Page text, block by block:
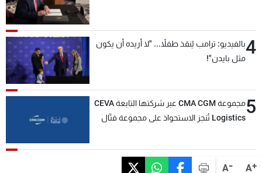
A+
A-
4بالفيديو: ترامب يُنقذ طفلاً... "لا أريده أن يكون
مثل بايدن"!
5
مجموعة CMA CGM عبر شركتها التابعة CEVA
Logistics تُنجز الاستحواذ على مجموعة فتّال